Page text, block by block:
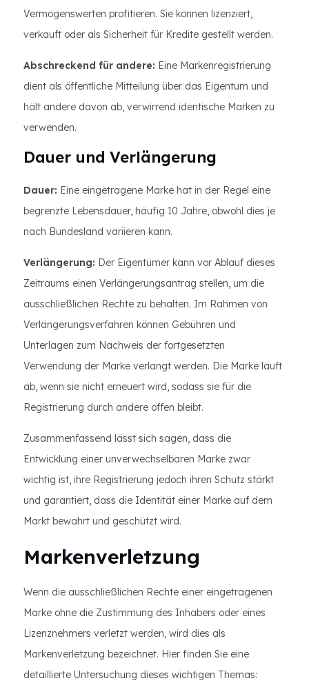
Vermögenswerten profitieren. Sie können lizenziert,
verkauft oder als Sicherheit für Kredite gestellt werden.
Abschreckend für andere: Eine Markenregistrierung
dient als öffentliche Mitteilung über das Eigentum und
hält andere davon ab, verwirrend identische Marken zu
verwenden.
Dauer und Verlängerung
Dauer: Eine eingetragene Marke hat in der Regel eine
begrenzte Lebensdauer, häufig 10 Jahre, obwohl dies je
nach Bundesland variieren kann.
Verlängerung: Der Eigentümer kann vor Ablauf dieses
Zeitraums einen Verlängerungsantrag stellen, um die
ausschließlichen Rechte zu behalten. Im Rahmen von
Verlängerungsverfahren können Gebühren und
Unterlagen zum Nachweis der fortgesetzten
Verwendung der Marke verlangt werden. Die Marke läuft
ab, wenn sie nicht erneuert wird, sodass sie für die
Registrierung durch andere offen bleibt.
Zusammenfassend lässt sich sagen, dass die
Entwicklung einer unverwechselbaren Marke zwar
wichtig ist, ihre Registrierung jedoch ihren Schutz stärkt
und garantiert, dass die Identität einer Marke auf dem
Markt bewahrt und geschützt wird.
Markenverletzung
Wenn die ausschließlichen Rechte einer eingetragenen
Marke ohne die Zustimmung des Inhabers oder eines
Lizenznehmers verletzt werden, wird dies als
Markenverletzung bezeichnet. Hier finden Sie eine
detaillierte Untersuchung dieses wichtigen Themas: